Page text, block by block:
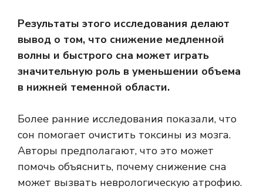
Результаты этого исследования делают
вывод о том, что снижение медленной
волны и быстрого сна может играть
значительную роль в уменьшении объема
в нижней теменной области.
Более ранние исследования показали, что
сон помогает очистить токсины из мозга.
Авторы предполагают, что это может
помочь объяснить, почему снижение сна
может вызвать неврологическую атрофию.